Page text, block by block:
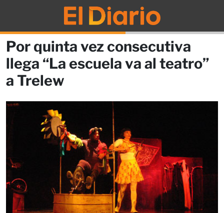
Por quinta vez consecutiva
llega “La escuela va al teatro”
a Trelew